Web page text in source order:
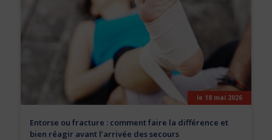
le 18 mai 2026
Entorse ou fracture : comment faire la différence et
bien réagir avant l’arrivée des secours